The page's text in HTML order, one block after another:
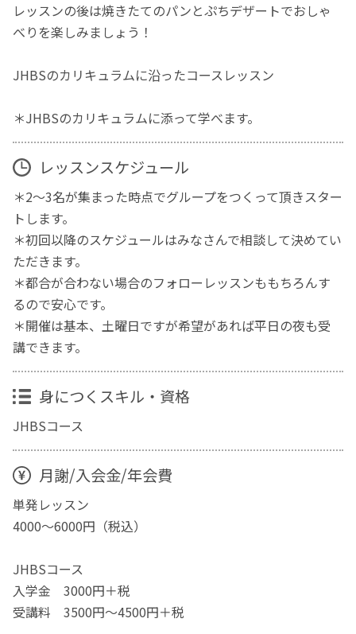
レッスンの後は焼きたてのパンとぷちデザートでおしゃ
べりを楽しみましょう！
JHBSのカリキュラムに沿ったコースレッスン
＊JHBSのカリキュラムに添って学べます。
レッスンスケジュール
＊2～3名が集まった時点でグループをつくって頂きスター
トします。
＊初回以降のスケジュールはみなさんで相談して決めてい
ただきます。
＊都合が合わない場合のフォローレッスンももちろんす
るので安心です。
＊開催は基本、土曜日ですが希望があれば平日の夜も受
講できます。
身につくスキル・資格
JHBSコース
月謝/入会金/年会費
単発レッスン
4000～6000円（税込）
JHBSコース
入学金 3000円＋税
受講料 3500円～4500円＋税